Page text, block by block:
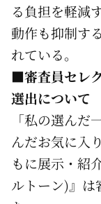
る負担を軽減
動作も抑制す
れている。
■審査員セレ
選出について
「私の選ん
んだお気に入
もに展示・紹
ルトーン)』は